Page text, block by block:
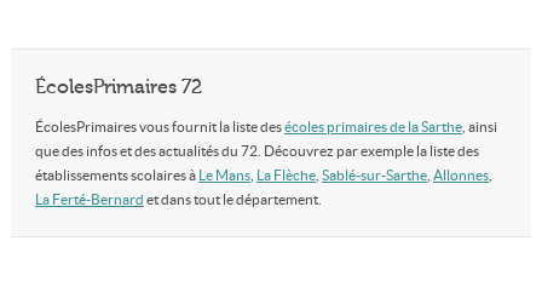
ÉcolesPrimaires 72
ÉcolesPrimaires vous fournit la liste desécoles primaires de la Sarthe, ainsi
que des infos et des actualités du 72. Découvrez par exemple la liste des
établissements scolaires à Le Mans, La Flèche, Sablé-sur-Sarthe, Allonnes,
La Ferté-Bernard et dans tout le département.